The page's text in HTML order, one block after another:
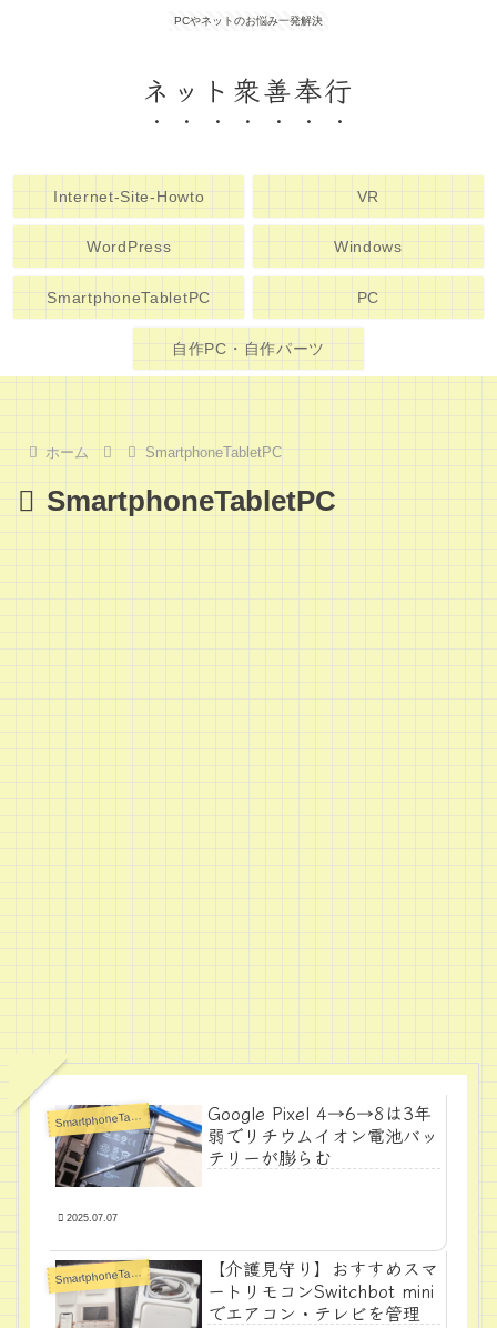
PCやネットのお悩み一発解決
ネット衆善奉行
Internet-Site-Howto VR
WordPress Windows
SmartphoneTabletPC PC
自作PC・自作パーツ
ホーム SmartphoneTabletPC
SmartphoneTabletPC
S
martphoneTabletPC
Google Pixel 4→6→8は3年
弱でリチウムイオン電池バッ
テリーが膨らむ
2025.07.07
S
martphoneTabletPC
【介護見守り】おすすめスマ
ートリモコンSwitchbot mini
でエアコン・テレビを管理